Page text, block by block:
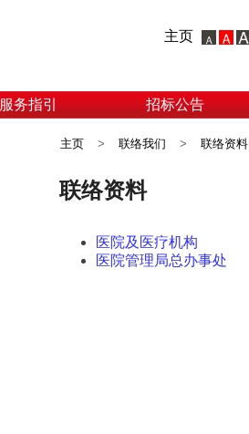
主页
服务指引 招标公告
主页 > 联络我们 > 联络资料